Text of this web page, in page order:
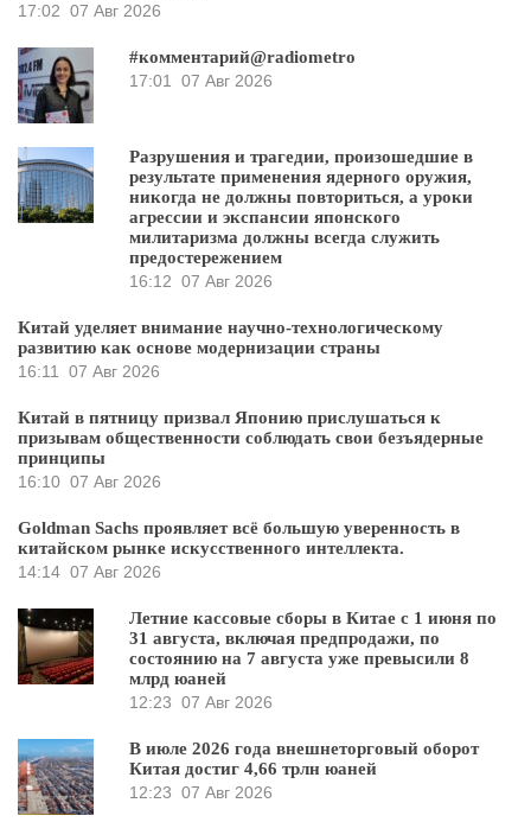
17:02 07 Авг 2026
#комментарий@radiometro
17:01 07 Авг 2026
Разрушения и трагедии, произошедшие в
результате применения ядерного оружия,
никогда не должны повториться, а уроки
агрессии и экспансии японского
милитаризма должны всегда служить
предостережением
16:12 07 Авг 2026
Китай уделяет внимание научно-технологическому
развитию как основе модернизации страны
16:11 07 Авг 2026
Китай в пятницу призвал Японию прислушаться к
призывам общественности соблюдать свои безъядерные
принципы
16:10 07 Авг 2026
Goldman Sachs проявляет всё большую уверенность в
китайском рынке искусственного интеллекта.
14:14 07 Авг 2026
Летние кассовые сборы в Китае с 1 июня по
31 августа, включая предпродажи, по
состоянию на 7 августа уже превысили 8
млрд юаней
12:23 07 Авг 2026
В июле 2026 года внешнеторговый оборот
Китая достиг 4,66 трлн юаней
12:23 07 Авг 2026